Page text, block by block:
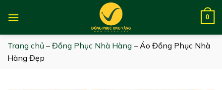
0
Trang chủ – Đồng Phục Nhà Hàng – Áo Đồng Phục Nhà
Hàng Đẹp